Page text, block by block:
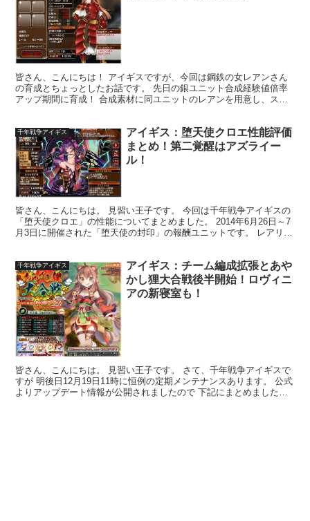
皆さん、こんにちは！ アイギスですが、今回は鋼鉄の女レアンさん
の育成とちょっとしたお話です。 先日の銀ユニット合成経験値倍率
アップ期間に育成！ 合成素材に同ユニットのレアンを用意し、スキ
千年戦争アイギス
アイギス：堕天使クロエ性能評価
まとめ！第二覚醒はアズライー
ル！
皆さん、こんにちは。 見習い王子です。 今回は千年戦争アイギスの
「堕天使クロエ」の性能についてまとめました。 2014年6月26日～7
月3日に開催された「堕天使の封印」の報酬ユニットです。 レアリテ
千年戦争アイギス
アイギス：チーム編成拡張とあや
かし狸大合戦後半開始！ロヴィニ
アの新寝室も！
皆さん、こんにちは。 見習い王子です。 さて、千年戦争アイギスで
すが 明後日12月19日11時に恒例の定期メンテナンスあります。 公式
よりアップデート情報が公開されましたので 下記にまとめましたの